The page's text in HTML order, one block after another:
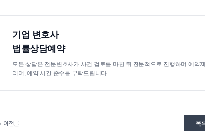
기업 변호사
법률상담예약
모든 상담은 전문변호사가 사건 검토를 마친 뒤 전문적으로 진행하며 예약
리며, 예약 시간 준수를 부탁드립니다.
‹ 이전글 목